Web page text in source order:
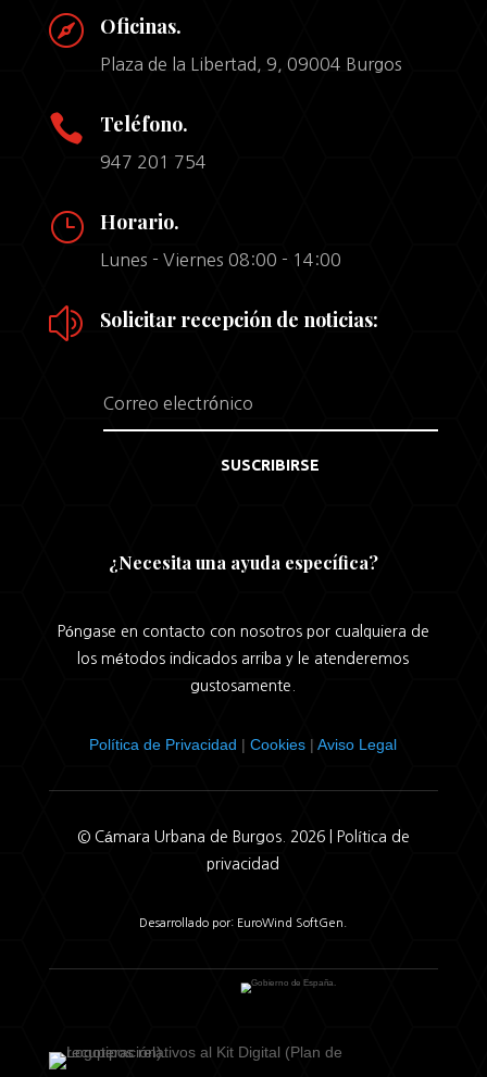
 Oficinas.
Plaza de la Libertad, 9, 09004 Burgos
 Teléfono.
947 201 754
} Horario.
Lunes - Viernes 08:00 - 14:00
z Solicitar recepción de noticias:
SUSCRIBIRSE
¿Necesita una ayuda específica?
Póngase en contacto con nosotros por cualquiera de
los métodos indicados arriba y le atenderemos
gustosamente.
Política de Privacidad |Cookies |Aviso Legal
© Cámara Urbana de Burgos. 2026 |
Política de
privacidad
Desarrollado por: EuroWind SoftGen.